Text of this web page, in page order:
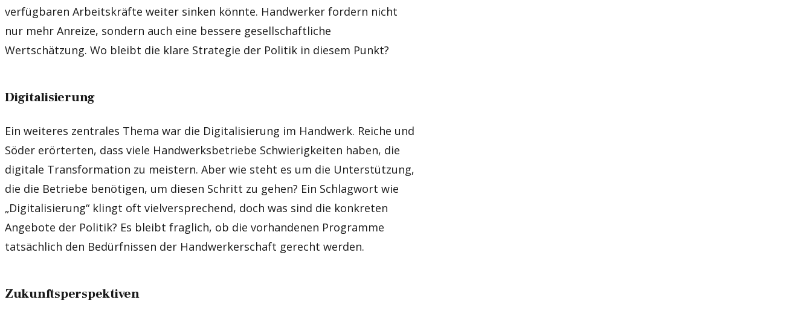
verfügbaren Arbeitskräfte weiter sinken könnte. Handwerker fordern nicht
nur mehr Anreize, sondern auch eine bessere gesellschaftliche
Wertschätzung. Wo bleibt die klare Strategie der Politik in diesem Punkt?
Digitalisierung
Ein weiteres zentrales Thema war die Digitalisierung im Handwerk. Reiche und
Söder erörterten, dass viele Handwerksbetriebe Schwierigkeiten haben, die
digitale Transformation zu meistern. Aber wie steht es um die Unterstützung,
die die Betriebe benötigen, um diesen Schritt zu gehen? Ein Schlagwort wie
„Digitalisierung“ klingt oft vielversprechend, doch was sind die konkreten
Angebote der Politik? Es bleibt fraglich, ob die vorhandenen Programme
tatsächlich den Bedürfnissen der Handwerkerschaft gerecht werden.
Zukunftsperspektiven